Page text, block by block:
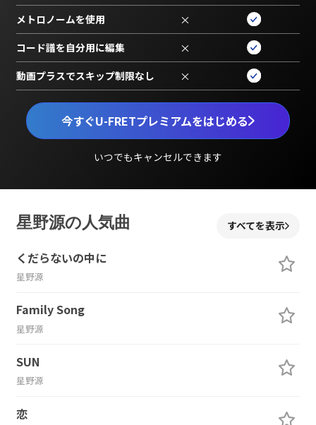
今すぐU-FRETプレミアムをはじめる
いつでもキャンセルできます
メトロノームを使用 ×
コード譜を自分用に編集 ×
動画プラスでスキップ制限なし ×
星野源の人気曲 すべてを表示
くだらないの中に
星野源
Family Song
星野源
SUN
星野源
恋